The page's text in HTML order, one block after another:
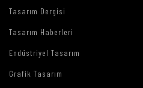
Tasarım Dergisi
Tasarım Haberleri
Endüstriyel Tasarım
Grafik Tasarım